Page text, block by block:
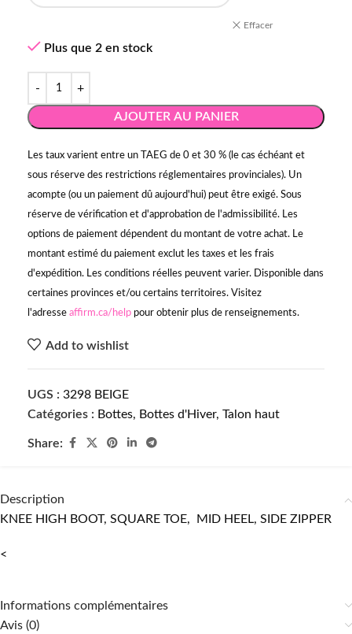
Effacer
Plus que 2 en stock
AJOUTER AU PANIER
Les taux varient entre un TAEG de 0 et 30 % (le cas échéant et
sous réserve des restrictions réglementaires provinciales). Un
acompte (ou un paiement dû aujourd'hui) peut être exigé. Sous
réserve de vérification et d'approbation de l'admissibilité. Les
options de paiement dépendent du montant de votre achat. Le
montant estimé du paiement exclut les taxes et les frais
d'expédition. Les conditions réelles peuvent varier. Disponible dans
certaines provinces et/ou certains territoires. Visitez
l'adresse affirm.ca/help pour obtenir plus de renseignements.
Add to wishlist
UGS : 3298 BEIGE
Catégories : Bottes, Bottes d'Hiver, Talon haut
Share:
Description
KNEE HIGH BOOT, SQUARE TOE, MID HEEL, SIDE ZIPPER
<
Informations complémentaires
Avis (0)